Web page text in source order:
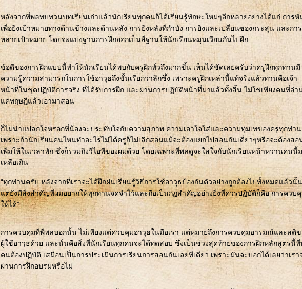
หลังจากพี่พลทบทวนบทเรียนเก่าแล้วนักเรียนทุกคนก็ได้เรียนรู้ทักษะใหม่ๆอีกหลายอย่างได้แก่ การหั
เพื่อยิงเป้าหมายทางด้านข้างและด้านหลัง การยิงหลังที่กำบัง การยิงและเปลี่ยนซองกระสุน และกา
หลายเป้าหมาย โดยจะแบ่งฐานการฝึกออกเป็นสี่ฐานให้นักเรียนหมุนเวียนกันไปฝึก
ข้อดีของการฝึกแบบนี้ทำให้นักเรียนได้พบกับครูฝึกทั่วถึงมากขึ้น เห็นได้ชัดเลยครับว่าครูฝึกทุกท่านมี
ความรู้ความสามารถในการใช้อาวุธถึงขั้นเรียกว่าลึกซึ้ง เพราะครูฝึกเหล่านี้แท้จริงแล้วท่านคือเจ้า
หน้าที่ในชุดปฏิบัติการจริง ที่ได้รับการฝึก และผ่านการปฏิบัติหน้าที่มาแล้วทั้งสิ้น ไม่ใช่เพียงคนที่อ่า
ค่ทฤษฎีแล้วเอามาสอน
ก็ไม่น่าแปลกใจหรอกที่น้องจะประทับใจกับความสุภาพ ความเอาใจใส่และความทุ่มเทของครูทุกท่าน
เพราะถ้านักเรียนคนไหนทำอะไรไม่ได้ครูก็ไม่เลิกสอนแม้จะต้องแยกไปสอนกันเดี่ยวๆหรือจะต้องสอ
เพิ่มให้ในเวลาพัก ซึ่งก็รวมถึงวีไอพีของผมด้วย โดยเฉพาะพี่พลดูจะใส่ใจกับนักเรียนหน้าหวานคนนี้
เหลือเกิน
“ทุกท่านครับ หลังจากที่เราจะได้ฝึกฝนเรียนรู้วิธีการใช้อาวุธป้องกันตัวอย่างถูกต้องไปทั้งหมดแล้วนั้น
ต่ยังมีสิ่งสำคัญที่ผมอยากให้ทุกท่านจดจำไว้และถือเป็นกฏสำคัญอย่างยิ่งที่ควรปฏิบัติก็คือ การควบ
ห้ได้”
การควบคุมที่พี่พลบอกนั้น ไม่เพียงแต่ควบคุมอาวุธในมือเรา แต่หมายถึงการควบคุมอารมณ์และสติข
ผู้ใช้อาวุธด้วย และนั่นคือสิ่งที่นักเรียนทุกคนจะได้ทดสอบ ซึ่งเป็นช่วงสุดท้ายของการฝึกหลักสูตรนี้ที่
คนต้องปฏิบัติ เสมือนเป็นการประเมินการเรียนการสอนกันเลยทีเดียว เพราะมันจะบอกได้เลยว่าเรา
ผ่านการฝึกอบรมหรือไม่